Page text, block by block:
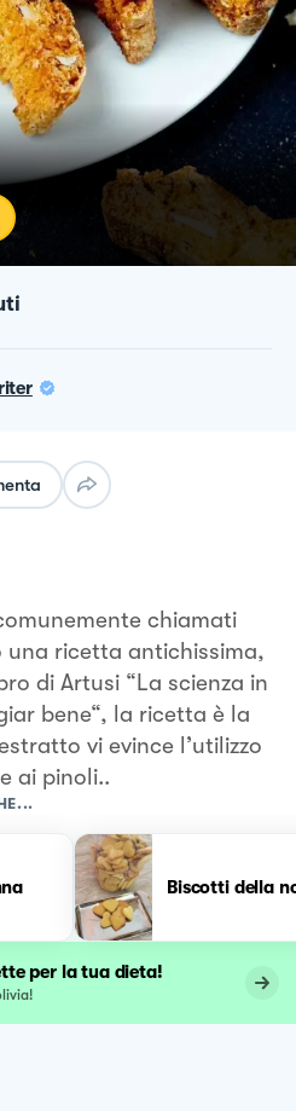
chiamati
ricetta antichissima,
di Artusi “La scienza in
bene“, la ricetta è la
vi evince l’utilizzo
ai pinoli..
Biscotti della
per la tua dieta!